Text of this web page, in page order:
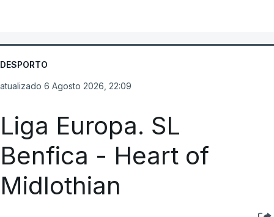
DESPORTO
atualizado 6 Agosto 2026, 22:09
Liga Europa. SL
Benfica - Heart of
Midlothian